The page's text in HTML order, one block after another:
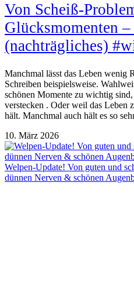
Von Scheiß-
Glücksmomenten –
(nachträgliches)
Manchmal lässt das Leben wenig
Schreiben beispielsweise.
schönen Momente zu wichtig
verstecken . Oder weil das Leben
hält. Manchmal auch hält es so
10. März 2026
Welpen-Update! Von guten und
dünnen Nerven & schönen